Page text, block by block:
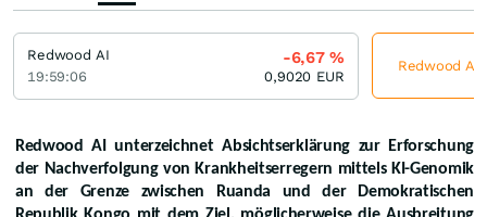
Redwood AI unterzeichnet Absichtserklärung zur Erforschung
der Nachverfolgung von Krankheitserregern mittels KI-Genomik
an der Grenze zwischen Ruanda und der Demokratischen
Redwood AI
19:59:06
-6,67%
0,9020 EUR
Redwood AI